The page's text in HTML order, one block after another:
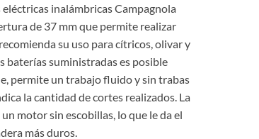
eléctricas inalámbricas Campagnola
de 37 mm que permite realizar
su uso para cítricos, olivar y
baterías suministradas es posible
permite un trabajo fluido y sin trabas
la cantidad de cortes realizados. La
motor sin escobillas, lo que le da el
más duros.